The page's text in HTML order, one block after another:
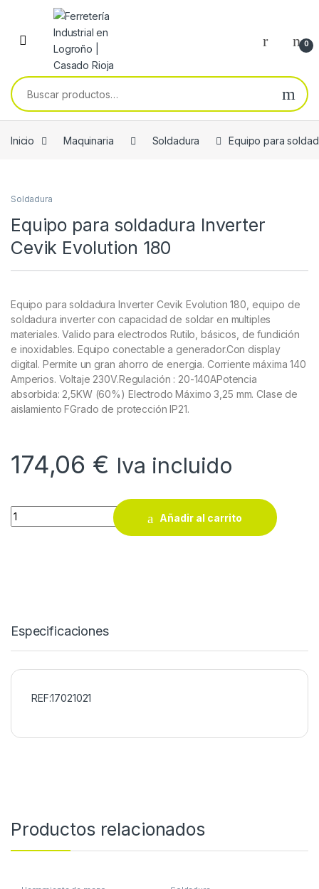
Skip to navigation
Skip to content
0
Buscar por:
Inicio Maquinaria Soldadura Equipo para
Soldadura
Equipo para soldadura Inverter
Cevik Evolution 180
Equipo para soldadura Inverter Cevik Evolution 180, equipo de
soldadura inverter con capacidad de soldar en multiples
materiales. Valido para electrodos Rutilo, básicos, de fundición
e inoxidables. Equipo conectable a generador.Con display
digital. Permite un gran ahorro de energia. Corriente máxima 140
Amperios. Voltaje 230V.Regulación : 20-140APotencia
absorbida: 2,5KW (60%) Electrodo Máximo 3,25 mm. Clase de
aislamiento FGrado de protección IP21.
174,06 € Iva incluido
Equipo para soldadura Inverter Cevik Evolution 180 quantity
Añadir al carrito
Especificaciones
REF:17021021
Productos relacionados